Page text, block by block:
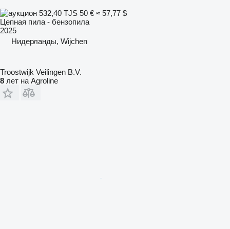
532,40 TJS 50 € ≈ 57,77 $
Цепная пила - бензопила
2025
Нидерланды, Wijchen
Troostwijk Veilingen B.V.
8 лет на Agroline